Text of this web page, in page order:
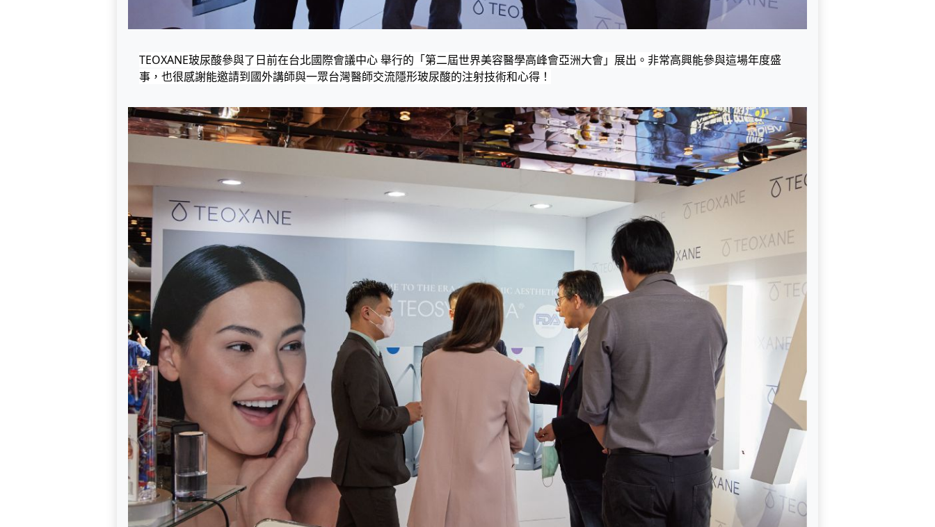
TEOXANE玻尿酸參與了日前在台北國際會議中心 舉行的「第二屆世界美容醫學高峰會亞洲大會」展出。非常高興能參與這場年度盛
事，也很感謝能邀請到國外講師與一眾台灣醫師交流隱形玻尿酸的注射技術和心得！